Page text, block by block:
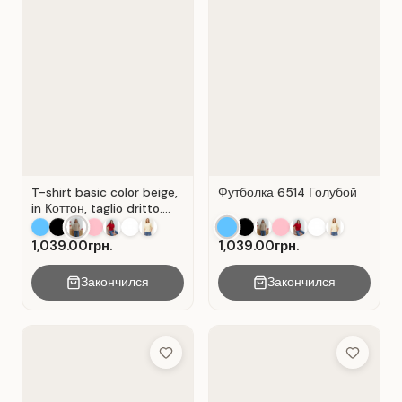
T-shirt basic color beige,
in Коттон, taglio dritto.
Colore Beige.
1,039.00грн.
Закончился
Футболка 6514 Голубой
1,039.00грн.
Закончился
Add to Wish List Add to